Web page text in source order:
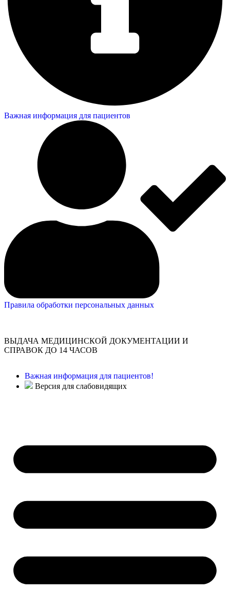
Важная информация для пациентов
Правила обработки персональных данных
ВЫДАЧА МЕДИЦИНСКОЙ ДОКУМЕНТАЦИИ И
СПРАВОК ДО 14 ЧАСОВ
Важная информация для пациентов!
Версия для слабовидящих